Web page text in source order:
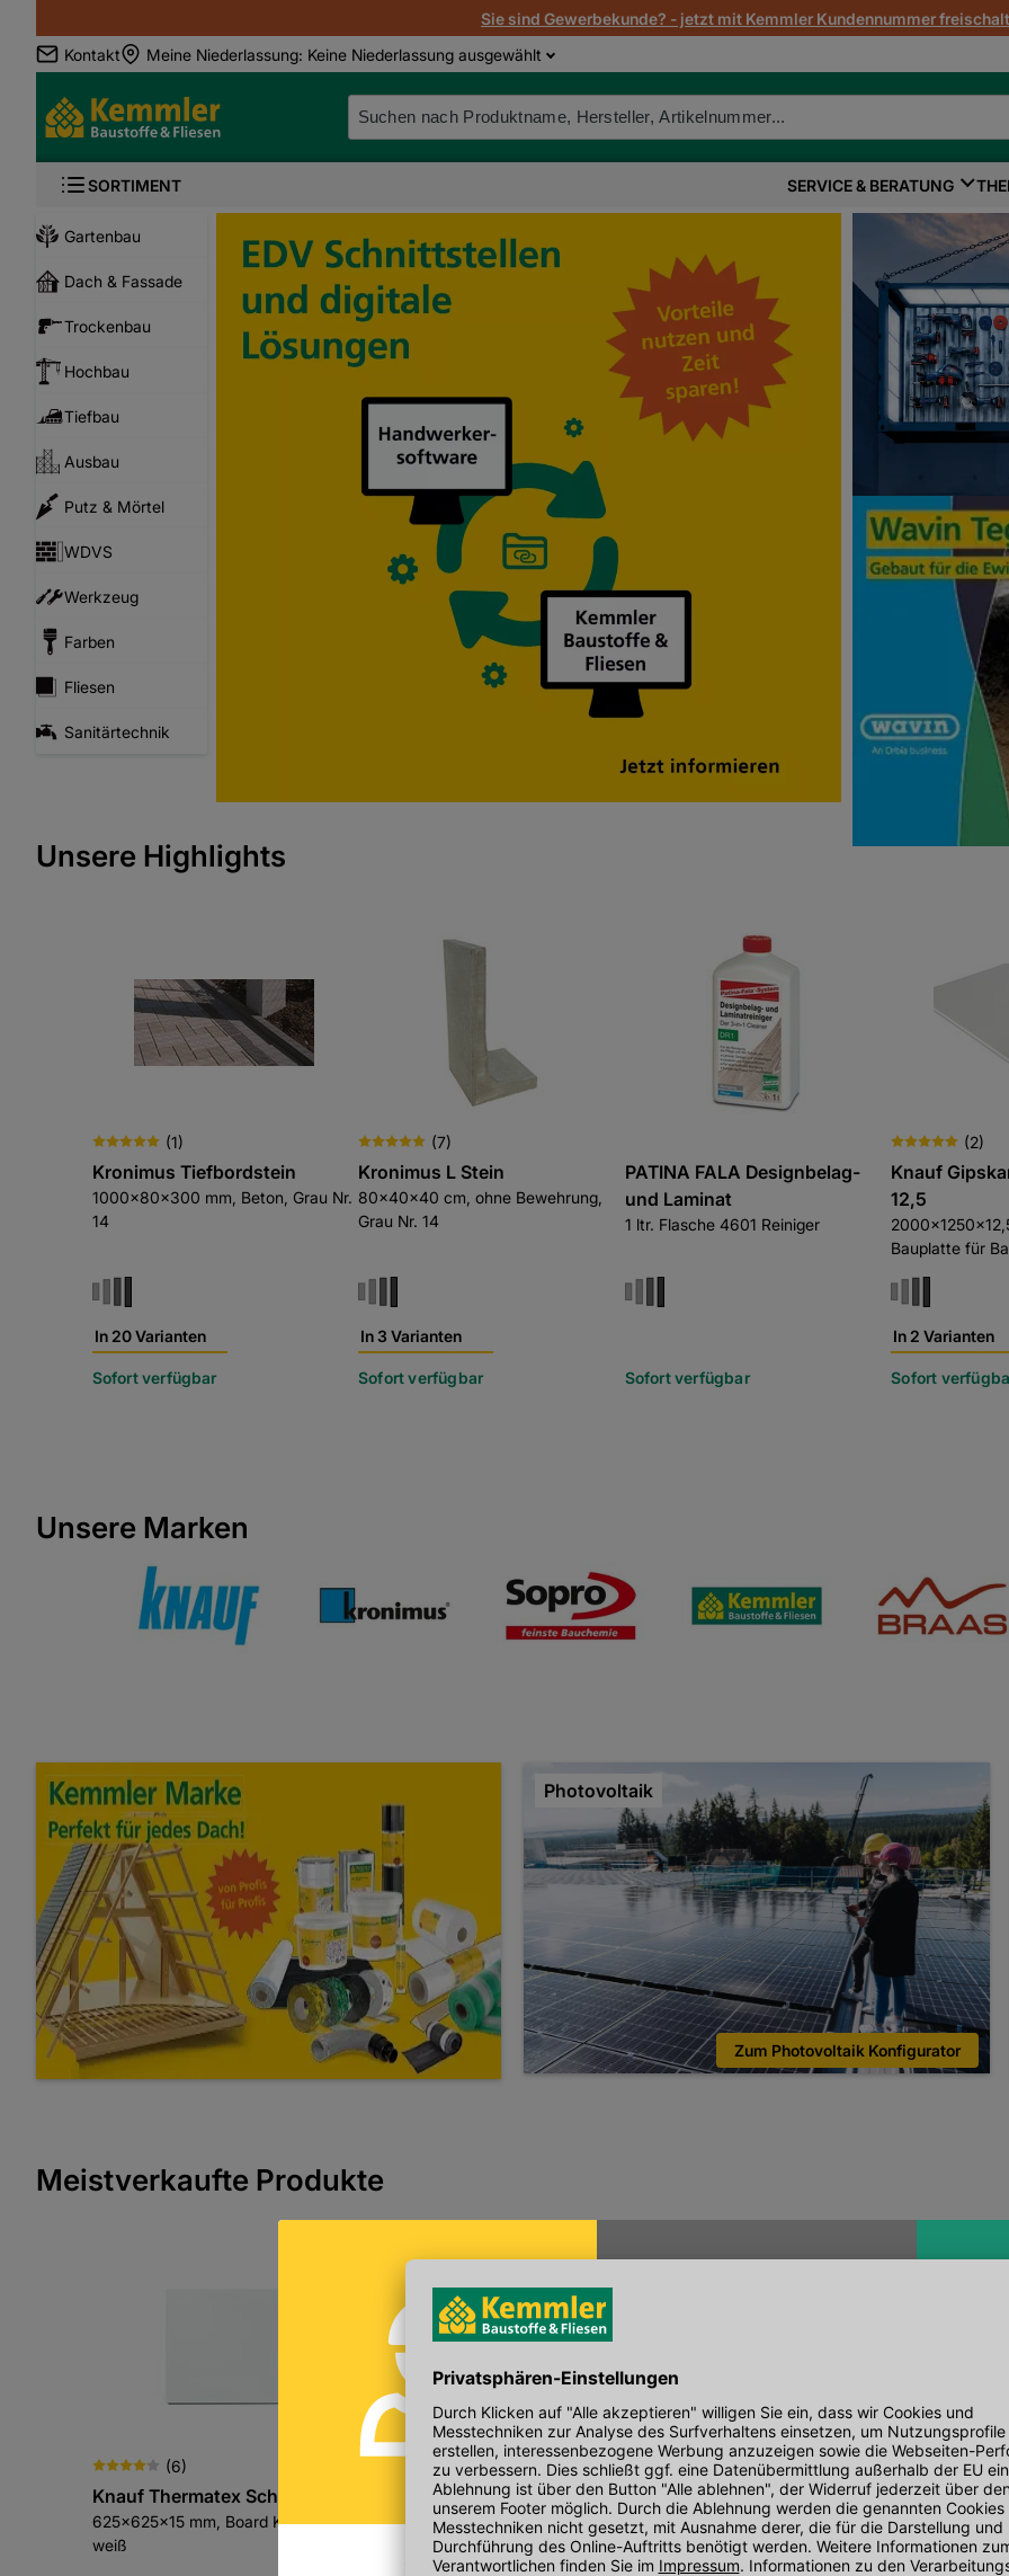
Sie sind Gewerbekunde? - jetzt mit Kemmler Kundennummer
Kontakt
Meine Niederlassung: Keine Niederlassung ausgewählt
SORTIMENT SERVICE & BERATUNG
Gartenbau
Dach & Fassade
Trockenbau
Hochbau
Tiefbau
Ausbau
Putz & Mörtel
WDVS
Werkzeug
Farben
Fliesen
Sanitärtechnik
Unsere Highlights
(1)
Kronimus Tiefbordstein
1000x80x300 mm, Beton, Grau Nr.
14
In 20 Varianten
Sofort verfügbar
(7)
Kronimus L Stein
80x40x40 cm, ohne Bewehrung,
Grau Nr. 14
In 3 Varianten
Sofort verfügbar
PATINA FALA Designbelag-
und Laminat
1 ltr. Flasche 4601 Reiniger
Sofort verfügbar
(2)
Knauf
12,5
Bauplatte für
In 2 Varianten
Sofort
Unsere Marken
Photovoltaik
Zum Photovoltaik Konfigurator
Meistverkaufte Produkte
(6)
Knauf Thermatex Schlicht
625x625x15 mm, Board Kante,
weiß
Kemmler Fliesenreiniger FR1
1 Liter
(6 )
Kemmler BE101 Beton Estrich
30 kg/Sack, Korn 0-8 mm
(8 )
PVC-Schindel
PVC, für Biber-
Stück/m², 500
Sind Sie Weiter zum